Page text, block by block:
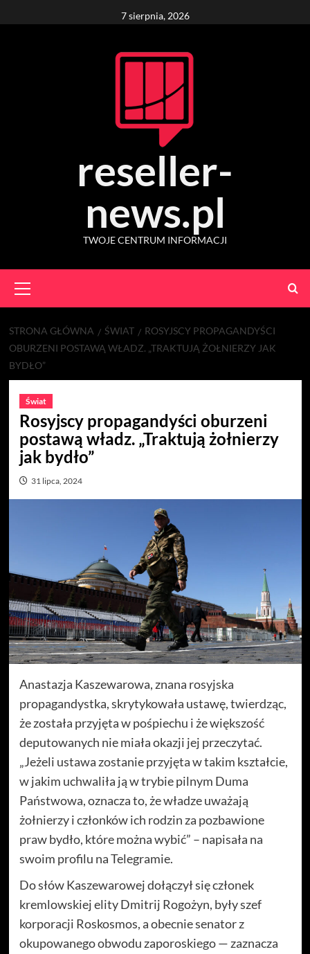
to
7 sierpnia, 2026
reseller-
news.pl
TWOJE CENTRUM INFORMACJI
Menu
STRONA GŁÓWNA ŚWIAT
ROSYJSCY PROPAGANDYŚCI
OBURZENI POSTAWĄ WŁADZ. „TRAKTUJĄ ŻOŁNIERZY JAK
BYDŁO”
Świat
Rosyjscy propagandyści oburzeni
postawą władz. „Traktują żołnierzy
jak bydło”
31 lipca, 2024
Anastazja Kaszewarowa, znana rosyjska
propagandystka, skrytykowała ustawę, twierdząc,
że została przyjęta w pośpiechu i że większość
deputowanych nie miała okazji jej przeczytać.
„Jeżeli ustawa zostanie przyjęta w takim kształcie,
w jakim uchwaliła ją w trybie pilnym Duma
Państwowa, oznacza to, że władze uważają
żołnierzy i członków ich rodzin za pozbawione
praw bydło, które można wybić” – napisała na
swoim profilu na Telegramie.
Do słów Kaszewarowej dołączył się członek
kremlowskiej elity Dmitrij Rogożyn, były szef
korporacji Roskosmos, a obecnie senator z
okupowanego obwodu zaporoskiego — zaznacza